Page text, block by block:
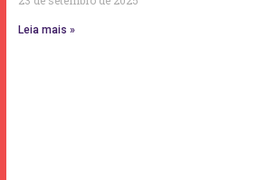
Leia mais »